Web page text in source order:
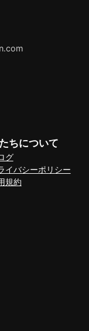
ちについて
グ
イバシーポリシー
規約